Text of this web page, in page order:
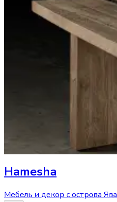
Hamesha
Мебель и декор с острова Ява